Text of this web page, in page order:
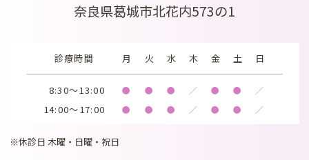
奈良県葛城市北花内573の1
診療時間 月 火 水 木 金 土 日
8:30～13:00 ● ● ● ／ ● ● ／
14:00～17:00 ● ● ● ／ ● ● ／
※休診日 木曜・日曜・祝日